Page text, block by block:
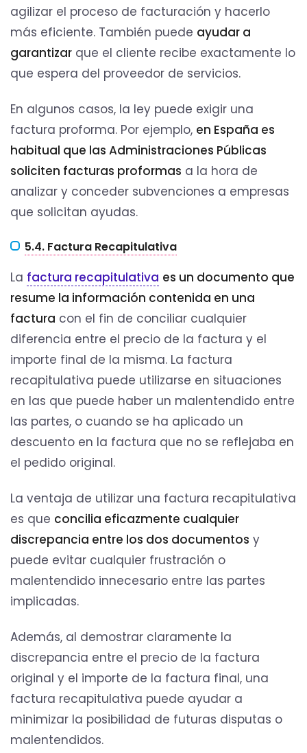
agilizar el proceso de facturación y hacerlo
más eficiente. También puede ayudar a
garantizar que el cliente recibe exactamente lo
que espera del proveedor de servicios.
En algunos casos, la ley puede exigir una
factura proforma. Por ejemplo, en España es
habitual que las Administraciones Públicas
soliciten facturas proformas a la hora de
analizar y conceder subvenciones a empresas
que solicitan ayudas.
5.4. Factura Recapitulativa
La factura recapitulativa es un documento que
resume la información contenida en una
factura con el fin de conciliar cualquier
diferencia entre el precio de la factura y el
importe final de la misma. La factura
recapitulativa puede utilizarse en situaciones
en las que puede haber un malentendido entre
las partes, o cuando se ha aplicado un
descuento en la factura que no se reflejaba en
el pedido original.
La ventaja de utilizar una factura recapitulativa
es que concilia eficazmente cualquier
discrepancia entre los dos documentos y
puede evitar cualquier frustración o
malentendido innecesario entre las partes
implicadas.
Además, al demostrar claramente la
discrepancia entre el precio de la factura
original y el importe de la factura final, una
factura recapitulativa puede ayudar a
minimizar la posibilidad de futuras disputas o
malentendidos.